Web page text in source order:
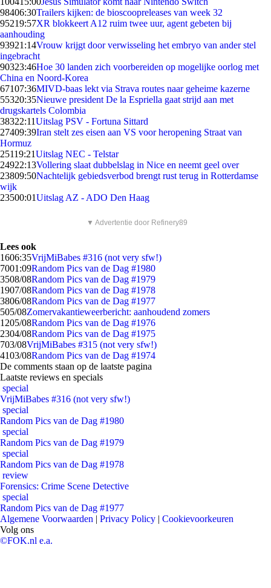
98406:30Trailers kijken: de bioscoopreleases van week 32
95219:57XR blokkeert A12 ruim twee uur, agent gebeten bij
aanhouding
93921:14Vrouw krijgt door verwisseling het embryo van ander stel
ingebracht
90323:46Hoe 30 landen zich voorbereiden op mogelijke oorlog met
China en Noord-Korea
67107:36MIVD-baas lekt via Strava routes naar geheime kazerne
55320:35Nieuwe president De la Espriella gaat strijd aan met
drugskartels Colombia
38322:11Uitslag PSV - Fortuna Sittard
27409:39Iran stelt zes eisen aan VS voor heropening Straat van
Hormuz
25119:21Uitslag NEC - Telstar
24922:13Vollering slaat dubbelslag in Nice en neemt geel over
23809:50Nachtelijk gebiedsverbod brengt rust terug in Rotterdamse
wijk
23500:01Uitslag AZ - ADO Den Haag
▼ Advertentie door Refinery89
Lees ook
1606:35VrijMiBabes #316 (not very sfw!)
7001:09Random Pics van de Dag #1980
3508/08Random Pics van de Dag #1979
1907/08Random Pics van de Dag #1978
3806/08Random Pics van de Dag #1977
505/08Zomervakantieweerbericht: aanhoudend zomers
1205/08Random Pics van de Dag #1976
2304/08Random Pics van de Dag #1975
703/08VrijMiBabes #315 (not very sfw!)
4103/08Random Pics van de Dag #1974
De comments staan op de laatste pagina
Laatste reviews en specials
special
VrijMiBabes #316 (not very sfw!)
special
Random Pics van de Dag #1980
special
Random Pics van de Dag #1979
special
Random Pics van de Dag #1978
review
Forensics: Crime Scene Detective
special
Random Pics van de Dag #1977
Algemene Voorwaarden | Privacy Policy | Cookievoorkeuren
Volg ons
©FOK.nl e.a.